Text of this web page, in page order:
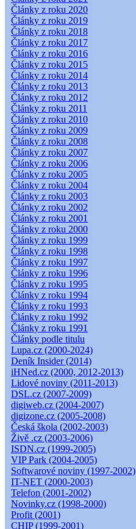
Články z roku 2020
Články z roku 2019
Články z roku 2018
Články z roku 2017
Články z roku 2016
Články z roku 2015
Články z roku 2014
Články z roku 2013
Články z roku 2012
Články z roku 2011
Články z roku 2010
Články z roku 2009
Články z roku 2008
Články z roku 2007
Články z roku 2006
Články z roku 2005
Články z roku 2004
Články z roku 2003
Články z roku 2002
Články z roku 2001
Články z roku 2000
Články z roku 1999
Články z roku 1998
Články z roku 1997
Články z roku 1996
Články z roku 1995
Články z roku 1994
Články z roku 1993
Články z roku 1992
Články z roku 1991
Články podle titulu
Lupa.cz (2000-2024)
Deník Insider (2014)
iHNed.cz (2000, 2012-2013)
Lidové noviny (2011-2013)
DSL.cz (2007-2009)
digiweb.cz (2004-2007)
digizone.cz (2005-2008)
Česká škola (2002-2003)
Živě .cz (2003-2006)
ISDN.cz (1999-2005)
VIP Park (2004-2005)
Softwarové noviny (1997-2002)
IT-NET (2000-2003)
Telefon (2001-2002)
Novinky.cz (1998-2000)
Profit (2001)
CHIP (1999-2001)